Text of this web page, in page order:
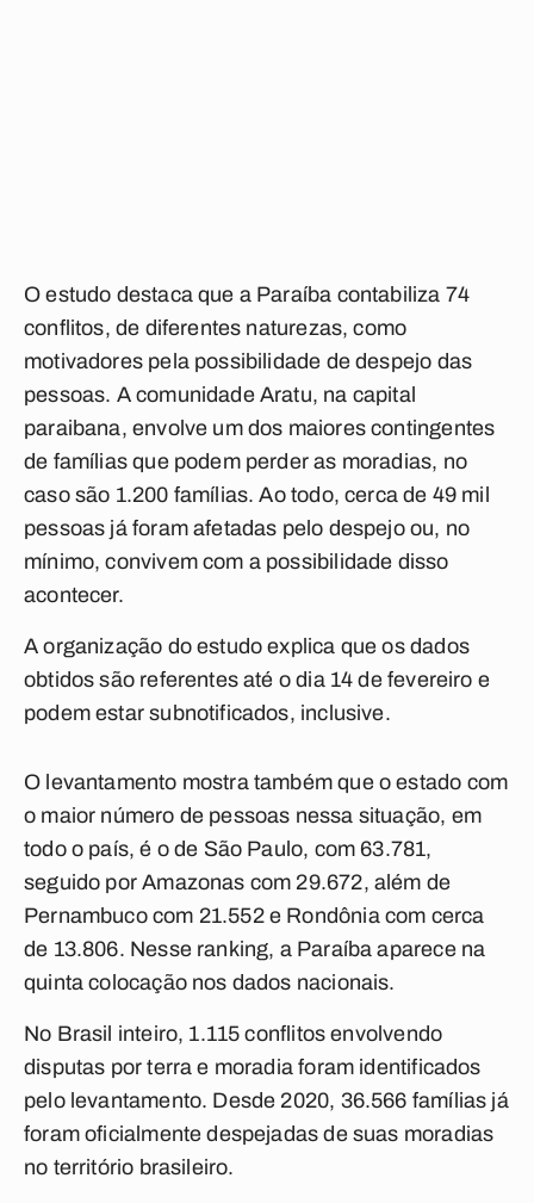
O estudo destaca que a Paraíba contabiliza 74
conflitos, de diferentes naturezas, como
motivadores pela possibilidade de despejo das
pessoas. A comunidade Aratu, na capital
paraibana, envolve um dos maiores contingentes
de famílias que podem perder as moradias, no
caso são 1.200 famílias. Ao todo, cerca de 49 mil
pessoas já foram afetadas pelo despejo ou, no
mínimo, convivem com a possibilidade disso
acontecer.
A organização do estudo explica que os dados
obtidos são referentes até o dia 14 de fevereiro e
podem estar subnotificados, inclusive.
O levantamento mostra também que o estado com
o maior número de pessoas nessa situação, em
todo o país, é o de São Paulo, com 63.781,
seguido por Amazonas com 29.672, além de
Pernambuco com 21.552 e Rondônia com cerca
de 13.806. Nesse ranking, a Paraíba aparece na
quinta colocação nos dados nacionais.
No Brasil inteiro, 1.115 conflitos envolvendo
disputas por terra e moradia foram identificados
pelo levantamento. Desde 2020, 36.566 famílias já
foram oficialmente despejadas de suas moradias
no território brasileiro.